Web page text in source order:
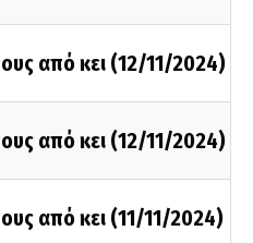
από κει (12/11/2024)
από κει (12/11/2024)
από κει (11/11/2024)